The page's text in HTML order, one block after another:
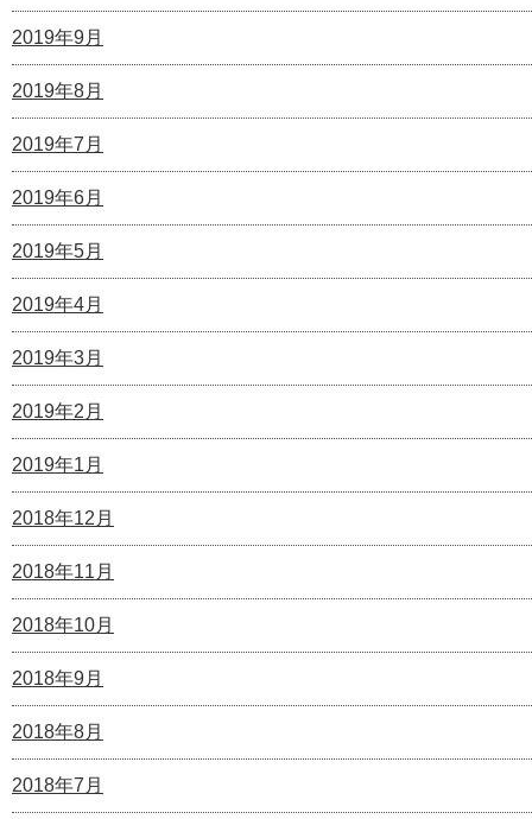
2019年9月
2019年8月
2019年7月
2019年6月
2019年5月
2019年4月
2019年3月
2019年2月
2019年1月
2018年12月
2018年11月
2018年10月
2018年9月
2018年8月
2018年7月